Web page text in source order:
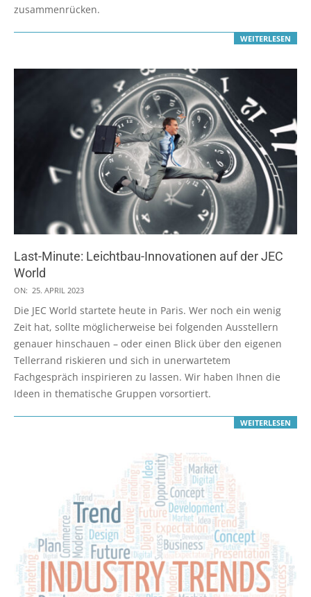
zusammenrücken.
WEITERLESEN
Last-Minute: Leichtbau-Innovationen auf der JEC
World
2023-
04-
25
ON: 25. APRIL 2023
Die JEC World startete heute in Paris. Wer noch ein wenig
Zeit hat, sollte möglicherweise bei folgenden Ausstellern
genauer hinschauen – oder einen Blick über den eigenen
Tellerrand riskieren und sich in unerwartetem
Fachgespräch inspirieren zu lassen. Wir haben Ihnen die
Ideen in thematische Gruppen vorsortiert.
WEITERLESEN